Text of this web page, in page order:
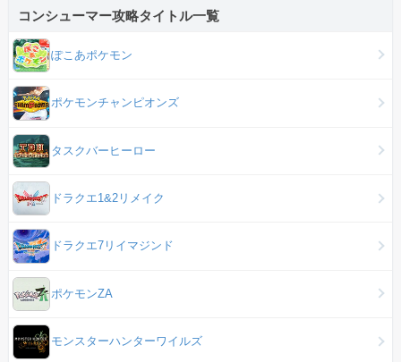
コンシューマー攻略タイトル一覧
ぽこあポケモン
ポケモンチャンピオンズ
タスクバーヒーロー
ドラクエ1&2リメイク
ドラクエ7リイマジンド
ポケモンZA
モンスターハンターワイルズ